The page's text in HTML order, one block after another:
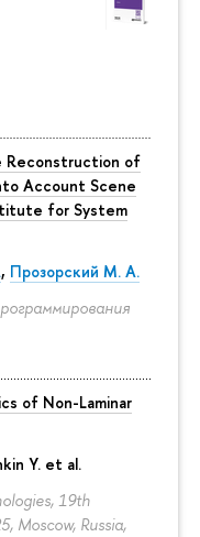
Reconstruction of
Account Scene
for System
, Прозорский М. А.
of Non-Laminar
Y. et al.
19th
Moscow, Russia,